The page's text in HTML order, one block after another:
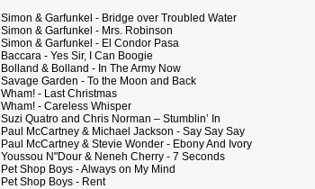
Simon & Garfunkel - Bridge over Troubled Water
Simon & Garfunkel - Mrs. Robinson
Simon & Garfunkel - El Condor Pasa
Baccara - Yes Sir, I Can Boogie
Bolland & Bolland - In The Army Now
Savage Garden - To the Moon and Back
Wham! - Last Christmas
Wham! - Careless Whisper
Suzi Quatro and Chris Norman – Stumblin’ In
Paul McCartney & Michael Jackson - Say Say Say
Paul McCartney & Stevie Wonder - Ebony And Ivory
Youssou N"Dour & Neneh Cherry - 7 Seconds
Pet Shop Boys - Always on My Mind
Pet Shop Boys - Rent